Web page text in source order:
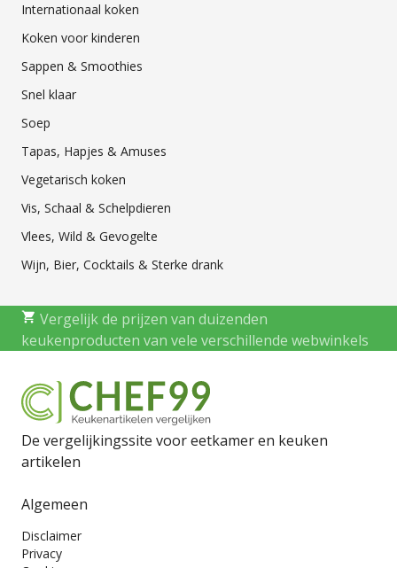
Internationaal koken
Koken voor kinderen
Sappen & Smoothies
Snel klaar
Soep
Tapas, Hapjes & Amuses
Vegetarisch koken
Vis, Schaal & Schelpdieren
Vlees, Wild & Gevogelte
Wijn, Bier, Cocktails & Sterke drank
Vergelijk de prijzen van duizenden
keukenproducten van vele verschillende webwinkels
De vergelijkingssite voor eetkamer en keuken
artikelen
Algemeen
Disclaimer
Privacy